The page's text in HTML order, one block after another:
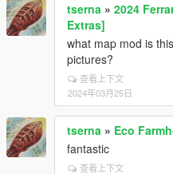
tserna » 2024
Extras]
what map mod is
pictures?
查看上下文
2024年03月25日
tserna » Eco
fantastic
查看上下文